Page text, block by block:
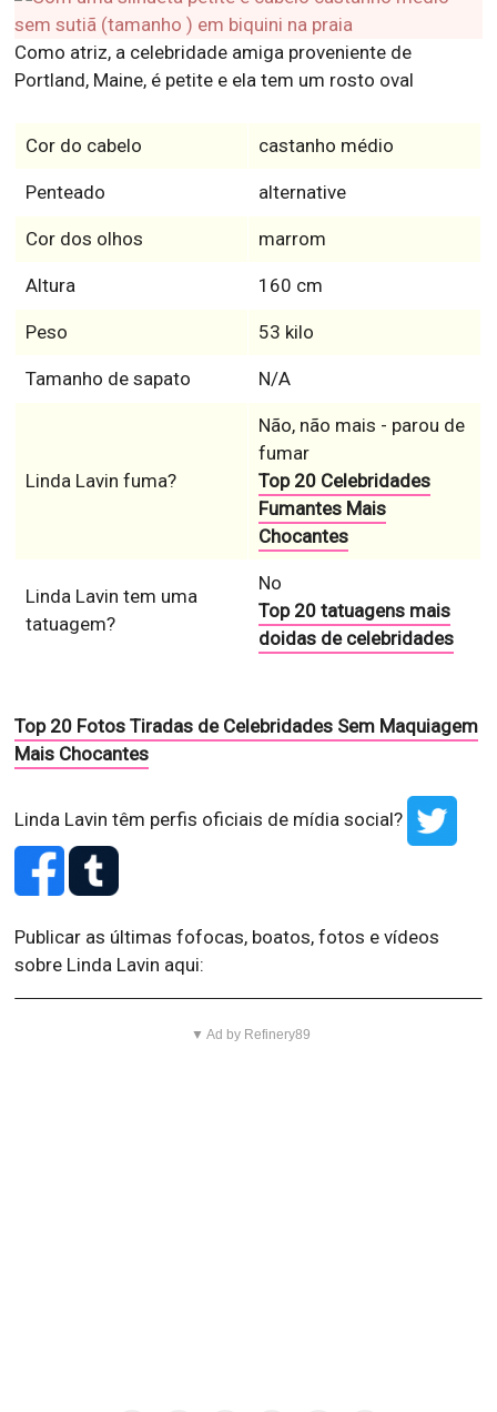
Como atriz, a celebridade amiga proveniente de
Portland, Maine, é petite e ela tem um rosto oval
Cor do cabelo castanho médio
Penteado alternative
Cor dos olhos marrom
Altura 160 cm
Peso 53 kilo
Tamanho de sapato N/A
Linda Lavin fuma?
Não, não mais - parou de
fumar
Top 20 Celebridades
Fumantes Mais
Chocantes
Linda Lavin tem uma
tatuagem?
No
Top 20 tatuagens mais
doidas de celebridades
Top 20 Fotos Tiradas de Celebridades Sem Maquiagem
Mais Chocantes
Linda Lavin têm perfis oficiais de mídia social?
Publicar as últimas fofocas, boatos, fotos e vídeos
sobre Linda Lavin aqui:
▼ Ad by Refinery89